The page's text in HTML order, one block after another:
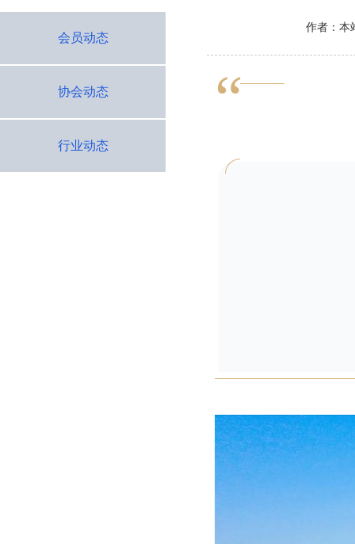
会员动态
协会动态
行业动态
作者：本
“